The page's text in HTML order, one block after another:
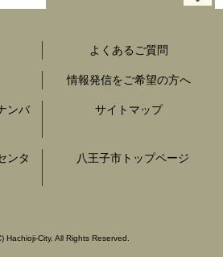
よくあるご質問
情報発信をご希望の方へ
ンバ
サイトマップ
ンタ
八王子市トップページ
Hachioji-City. All Rights Reserved.